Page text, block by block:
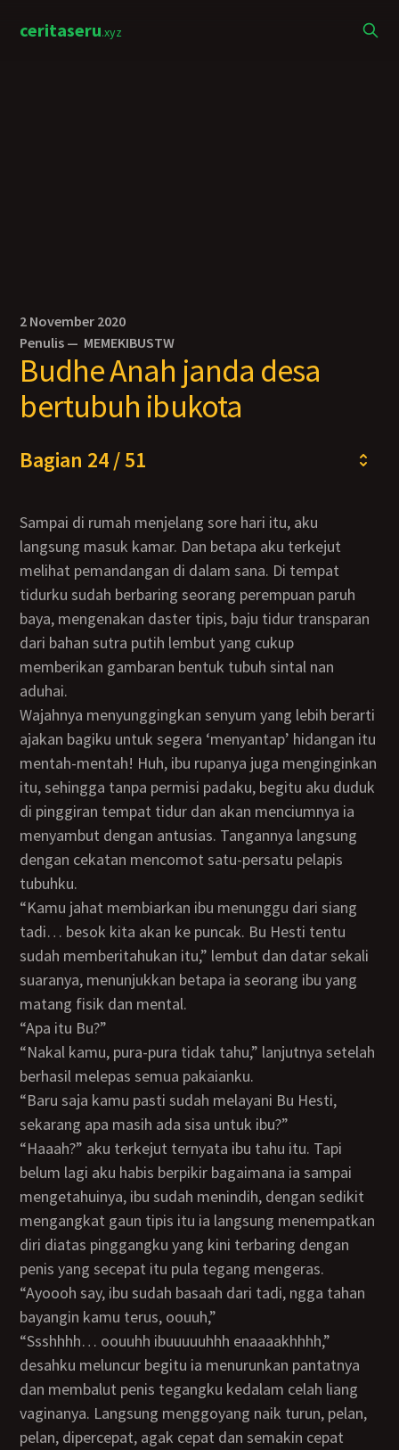
ceritaseru.xyz
2 November 2020
Penulis — MEMEKIBUSTW
Budhe Anah janda desa
bertubuh ibukota
Bagian 24 / 51
Sampai di rumah menjelang sore hari itu, aku
langsung masuk kamar. Dan betapa aku terkejut
melihat pemandangan di dalam sana. Di tempat
tidurku sudah berbaring seorang perempuan paruh
baya, mengenakan daster tipis, baju tidur transparan
dari bahan sutra putih lembut yang cukup
memberikan gambaran bentuk tubuh sintal nan
aduhai.
Wajahnya menyunggingkan senyum yang lebih berarti
ajakan bagiku untuk segera ‘menyantap’ hidangan itu
mentah-mentah! Huh, ibu rupanya juga menginginkan
itu, sehingga tanpa permisi padaku, begitu aku duduk
di pinggiran tempat tidur dan akan menciumnya ia
menyambut dengan antusias. Tangannya langsung
dengan cekatan mencomot satu-persatu pelapis
tubuhku.
“kamu jahat membiarkan ibu menunggu dari siang
tadi… besok kita akan ke puncak. Bu Hesti tentu
sudah memberitahukan itu,” lembut dan datar sekali
suaranya, menunjukkan betapa ia seorang ibu yang
matang fisik dan mental.
“apa itu Bu?”
“nakal kamu, pura-pura tidak tahu,” lanjutnya setelah
berhasil melepas semua pakaianku.
“Baru saja kamu pasti sudah melayani Bu Hesti,
sekarang apa masih ada sisa untuk ibu?”
“haaah?” aku terkejut ternyata ibu tahu itu. Tapi
belum lagi aku habis berpikir bagaimana ia sampai
mengetahuinya, ibu sudah menindih, dengan sedikit
mengangkat gaun tipis itu ia langsung menempatkan
diri diatas pinggangku yang kini terbaring dengan
penis yang secepat itu pula tegang mengeras.
“ayoooh say, ibu sudah basaah dari tadi, ngga tahan
bayangin kamu terus, oouuh,”
“ssshhhh… oouuhh ibuuuuuhhh enaaaakhhhh,”
desahku meluncur begitu ia menurunkan pantatnya
dan membalut penis tegangku kedalam celah liang
vaginanya. Langsung menggoyang naik turun, pelan,
pelan, dipercepat, agak cepat dan semakin cepat